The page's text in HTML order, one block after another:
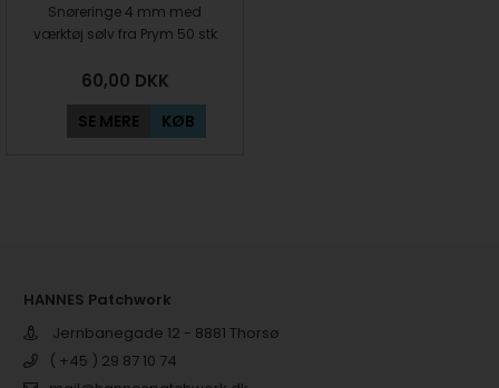
Snøreringe 4 mm med
værktøj sølv fra Prym 50 stk
60,00 DKK
SE MERE KØB
HANNES Patchwork
Jernbanegade 12 - 8881 Thorsø
( +45 ) 29 87 10 74